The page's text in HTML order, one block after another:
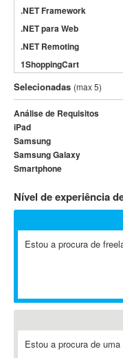
.NET Framework
.NET para Web
.NET Remoting
1ShoppingCart
3DS Max
3GSM
4D Dimension
A&P
A-GPS
A2Billing
AAUS Scientific Diver
ABAP
ABIS
Ableton
Ableton Live
Selecionadas (max 5)
Análise de Requisitos
iPad
Samsung
Samsung Galaxy
Smartphone
Nível de experiência
Estou a procura de
Estou a procura de